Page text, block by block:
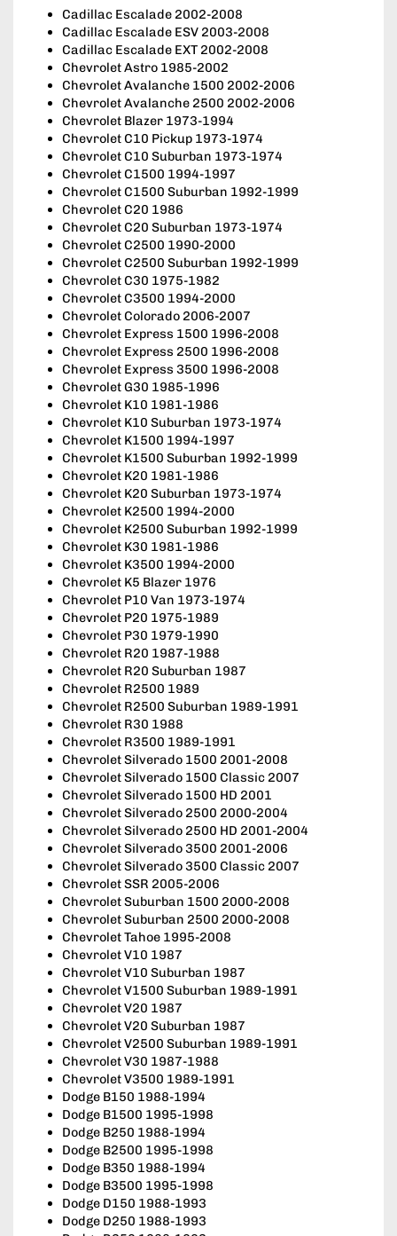
Cadillac Escalade 2002-2008
Cadillac Escalade ESV 2003-2008
Cadillac Escalade EXT 2002-2008
Chevrolet Astro 1985-2002
Chevrolet Avalanche 1500 2002-2006
Chevrolet Avalanche 2500 2002-2006
Chevrolet Blazer 1973-1994
Chevrolet C10 Pickup 1973-1974
Chevrolet C10 Suburban 1973-1974
Chevrolet C1500 1994-1997
Chevrolet C1500 Suburban 1992-1999
Chevrolet C20 1986
Chevrolet C20 Suburban 1973-1974
Chevrolet C2500 1990-2000
Chevrolet C2500 Suburban 1992-1999
Chevrolet C30 1975-1982
Chevrolet C3500 1994-2000
Chevrolet Colorado 2006-2007
Chevrolet Express 1500 1996-2008
Chevrolet Express 2500 1996-2008
Chevrolet Express 3500 1996-2008
Chevrolet G30 1985-1996
Chevrolet K10 1981-1986
Chevrolet K10 Suburban 1973-1974
Chevrolet K1500 1994-1997
Chevrolet K1500 Suburban 1992-1999
Chevrolet K20 1981-1986
Chevrolet K20 Suburban 1973-1974
Chevrolet K2500 1994-2000
Chevrolet K2500 Suburban 1992-1999
Chevrolet K30 1981-1986
Chevrolet K3500 1994-2000
Chevrolet K5 Blazer 1976
Chevrolet P10 Van 1973-1974
Chevrolet P20 1975-1989
Chevrolet P30 1979-1990
Chevrolet R20 1987-1988
Chevrolet R20 Suburban 1987
Chevrolet R2500 1989
Chevrolet R2500 Suburban 1989-1991
Chevrolet R30 1988
Chevrolet R3500 1989-1991
Chevrolet Silverado 1500 2001-2008
Chevrolet Silverado 1500 Classic 2007
Chevrolet Silverado 1500 HD 2001
Chevrolet Silverado 2500 2000-2004
Chevrolet Silverado 2500 HD 2001-2004
Chevrolet Silverado 3500 2001-2006
Chevrolet Silverado 3500 Classic 2007
Chevrolet SSR 2005-2006
Chevrolet Suburban 1500 2000-2008
Chevrolet Suburban 2500 2000-2008
Chevrolet Tahoe 1995-2008
Chevrolet V10 1987
Chevrolet V10 Suburban 1987
Chevrolet V1500 Suburban 1989-1991
Chevrolet V20 1987
Chevrolet V20 Suburban 1987
Chevrolet V2500 Suburban 1989-1991
Chevrolet V30 1987-1988
Chevrolet V3500 1989-1991
Dodge B150 1988-1994
Dodge B1500 1995-1998
Dodge B250 1988-1994
Dodge B2500 1995-1998
Dodge B350 1988-1994
Dodge B3500 1995-1998
Dodge D150 1988-1993
Dodge D250 1988-1993